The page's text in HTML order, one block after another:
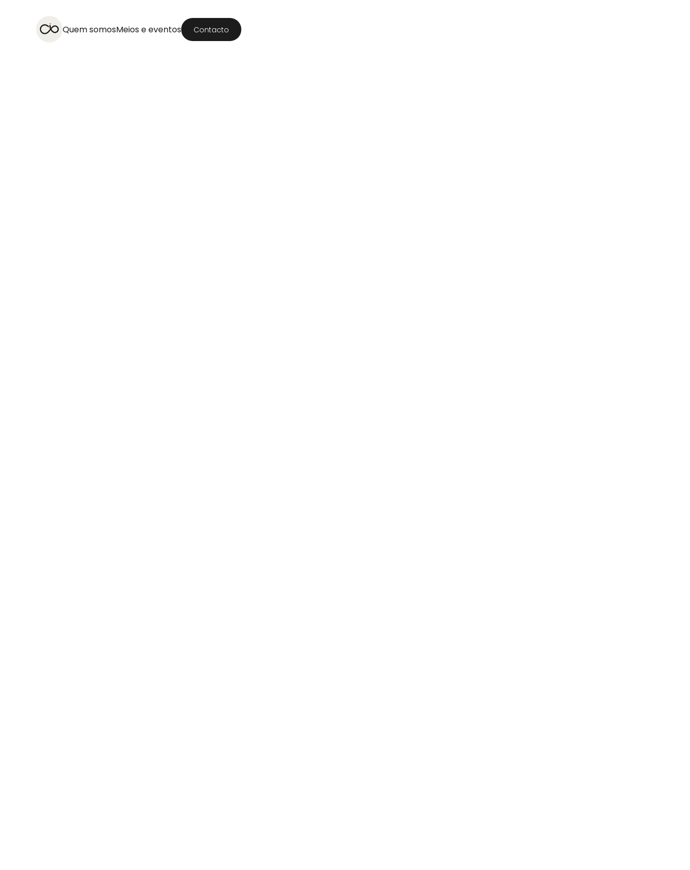
Quem somosMeios e eventos Contacto